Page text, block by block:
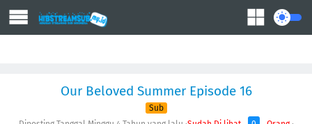
Our Beloved Summer Episode 16
Sub